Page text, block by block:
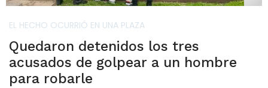
EL HECHO OCURRIÓ EN UNA PLAZA
Quedaron detenidos los tres
acusados de golpear a un hombre
para robarle